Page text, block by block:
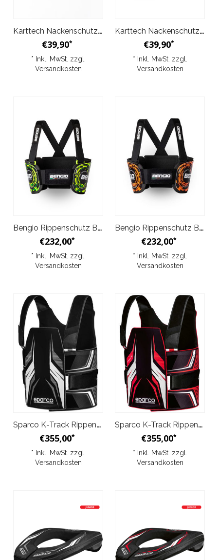
Karttech Nackenschutz Collar Schwarz Rot
€39,90*
* Inkl. MwSt. zzgl.
Versandkosten
Karttech Nackenschutz Collar Schwarz Gelb
€39,90*
* Inkl. MwSt. zzgl.
Versandkosten
Bengio Rippenschutz Bumper Grau Gelb
€232,00*
* Inkl. MwSt. zzgl.
Versandkosten
Bengio Rippenschutz Bumper Schwarz Orange
€232,00*
* Inkl. MwSt. zzgl.
Versandkosten
Sparco K-Track Rippenschutz Schwarz Grau
€355,00*
* Inkl. MwSt. zzgl.
Versandkosten
Sparco K-Track Rippenschutz Schwarz Rot
€355,00*
* Inkl. MwSt. zzgl.
Versandkosten